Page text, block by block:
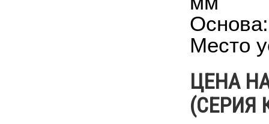
Место
ЦЕНА
(СЕРИЯ